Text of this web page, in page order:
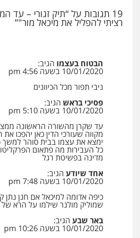
19 תגובות על “תיק זגורי – עד
רציתי להפליל את מיכאל מור"”
הבטוח בעצמו הגיב:
10/01/2020 בשעה 4:56 pm
ניבי תפור מכל הכיוונים
פסיכי בראש הגיב:
10/01/2020 בשעה 5:10 pm
עד שקרן מהשורה הראשונה
מקווה שעורכי הדין כאן יהפכו
ימצא את עצמו בבית סוהר למשך
כל העבירות מה פתאום
מדינה בפשיטת רגל
אחד שיודע הגיב:
10/01/2020 בשעה 7:48 pm
כיפה אדומה למיכאל אם חנן נתן
שמוליק מולנר שילמו על הרא של מיכאל
באר שבע הגיב:
10/01/2020 בשעה 10:26 pm